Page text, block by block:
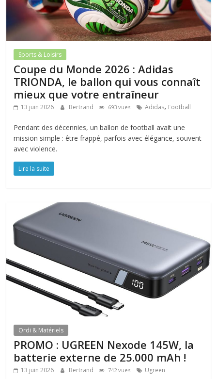
Sports & Loisirs
Coupe du Monde 2026 : Adidas
TRIONDA, le ballon qui vous connaît
mieux que votre entraîneur
13 juin 2026 Bertrand 693 vues Adidas, Football
Pendant des décennies, un ballon de football avait une
mission simple : être frappé, parfois avec élégance, souvent
avec violence.
Lire la suite
Ordi & Matériels
PROMO : UGREEN Nexode 145W, la
batterie externe de 25.000 mAh !
13 juin 2026 Bertrand 742 vues Ugreen